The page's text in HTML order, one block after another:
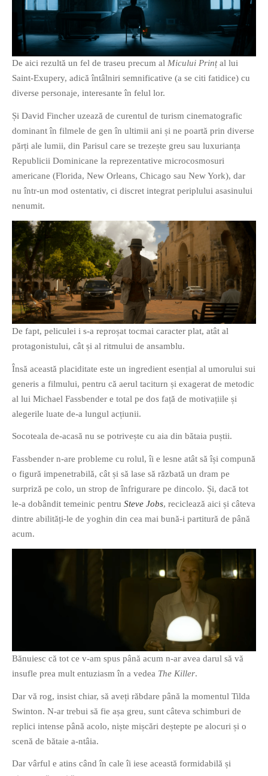
De aici rezultă un fel de traseu precum al Micului Prințal lui
Saint-Exupery, adică întâlniri semnificative (a se citi fatidice) cu
diverse personaje, interesante în felul lor.
Și David Fincher uzează de curentul de turism cinematografic
dominant în filmele de gen în ultimii ani și ne poartă prin diverse
părți ale lumii, din Parisul care se trezește greu sau luxurianța
Republicii Dominicane la reprezentative microcosmosuri
americane (Florida, New Orleans, Chicago sau New York), dar
nu într-un mod ostentativ, ci discret integrat periplului asasinului
nenumit.
De fapt, peliculei i s-a reproșat tocmai caracter plat, atât al
protagonistului, cât și al ritmului de ansamblu.
Însă această placiditate este un ingredient esențial al umorului sui
generis a filmului, pentru că aerul taciturn și exagerat de metodic
al lui Michael Fassbender e total pe dos față de motivațiile și
alegerile luate de-a lungul acțiunii.
Socoteala de-acasă nu se potrivește cu aia din bătaia puștii.
Fassbender n-are probleme cu rolul, îi e lesne atât să își compună
o figură impenetrabilă, cât și să lase să răzbată un dram pe
surpriză pe colo, un strop de înfrigurare pe dincolo. Și, dacă tot
le-a dobândit temeinic pentru Steve Jobs, reciclează aici și câteva
dintre abilități-le de yoghin din cea mai bună-i partitură de până
acum.
Bănuiesc că tot ce v-am spus până acum n-ar avea darul să vă
insufle prea mult entuziasm în a vedea The Killer.
Dar vă rog, insist chiar, să aveți răbdare până la momentul Tilda
Swinton. N-ar trebui să fie așa greu, sunt câteva schimburi de
replici intense până acolo, niște mișcări deștepte pe alocuri și o
scenă de bătaie a-ntâia.
Dar vârful e atins când în cale îi iese această formidabilă și